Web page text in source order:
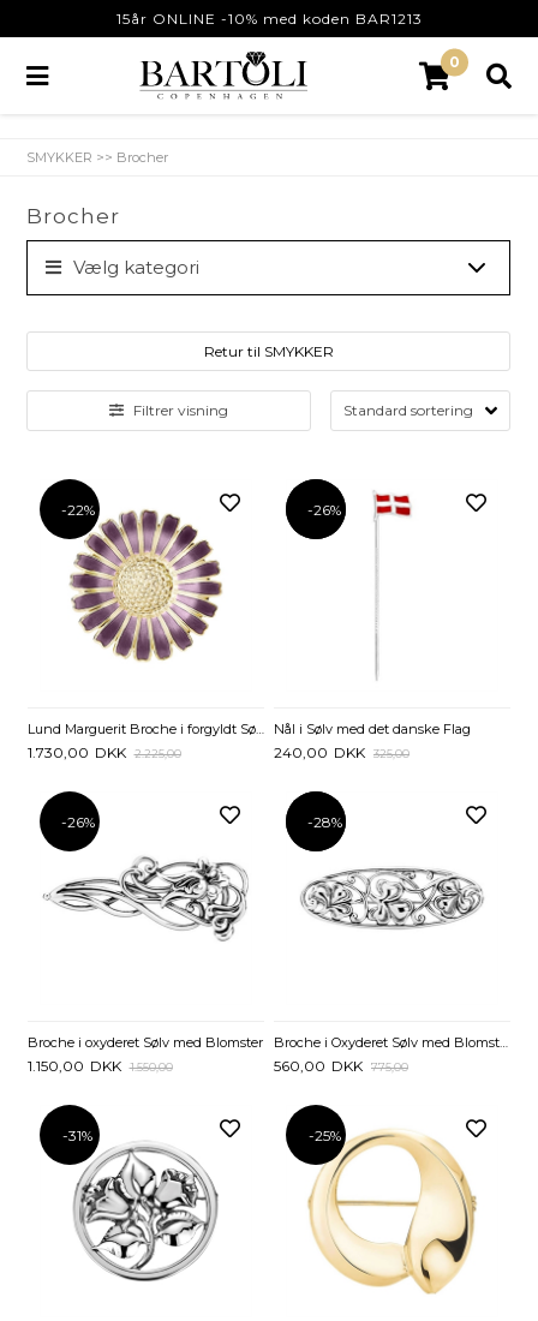
15år ONLINE -10% med koden BAR1213
0
SMYKKER >> Brocher
Brocher
Vælg kategori
Filtrer visning
Retur til SMYKKER
-22%
Lund Marguerit Broche i forgyldt Sølv 36 mm - Lilla
1.730,00 DKK 2.225,00
-26%
-26%
Nål i Sølv med det danske Flag
240,00 DKK 325,00
-26%
Broche i oxyderet Sølv med Blomster
1.150,00 DKK 1.550,00
-28%
-28%
560,00 DKK 775,00
-31% -25%